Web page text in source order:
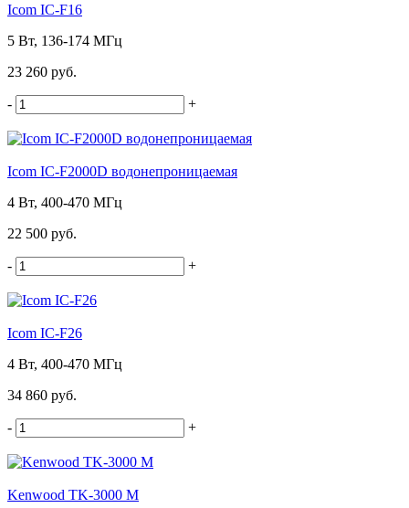
Icom IC-F16
5 Вт, 136-174 МГц
23 260 руб.
- +
Icom IC-F2000D водонепроницаемая
4 Вт, 400-470 МГц
22 500 руб.
- +
Icom IC-F26
4 Вт, 400-470 МГц
34 860 руб.
- +
Kenwood TK-3000 M